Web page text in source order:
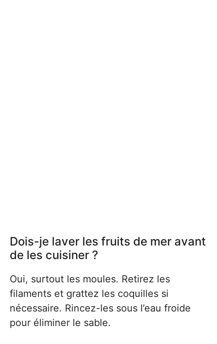
Dois-je laver les fruits de mer avant
de les cuisiner ?
Oui, surtout les moules. Retirez les
filaments et grattez les coquilles si
nécessaire. Rincez-les sous l’eau froide
pour éliminer le sable.